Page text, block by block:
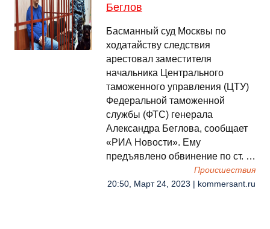
Беглов
Басманный суд Москвы по
ходатайству следствия
арестовал заместителя
начальника Центрального
таможенного управления (ЦТУ)
Федеральной таможенной
службы (ФТС) генерала
Александра Беглова, сообщает
«РИА Новости». Ему
предъявлено обвинение по ст. …
Происшествия
20:50, Март 24, 2023 | kommersant.ru